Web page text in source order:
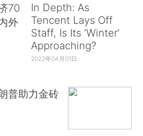
70
外
In Depth: As
Tencent Lays Off
Staff, Is Its ‘Winter’
Approaching?
2022年04月01日
普助力金砖